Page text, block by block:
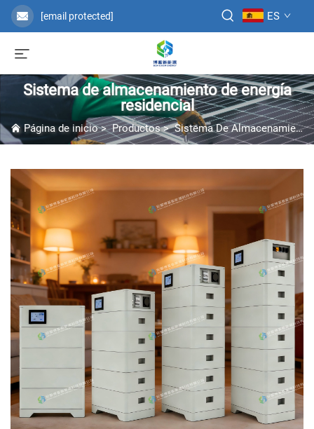
[email protected] ES
Sistema de almacenamiento de energía
residencial
Página de inicio>Productos>Sistema De Almacenamiento De Energía